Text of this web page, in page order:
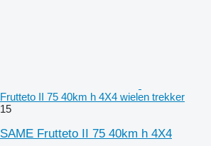
Frutteto II 75 40km h 4X4 wielen trekker
15
SAME Frutteto II 75 40km h 4X4